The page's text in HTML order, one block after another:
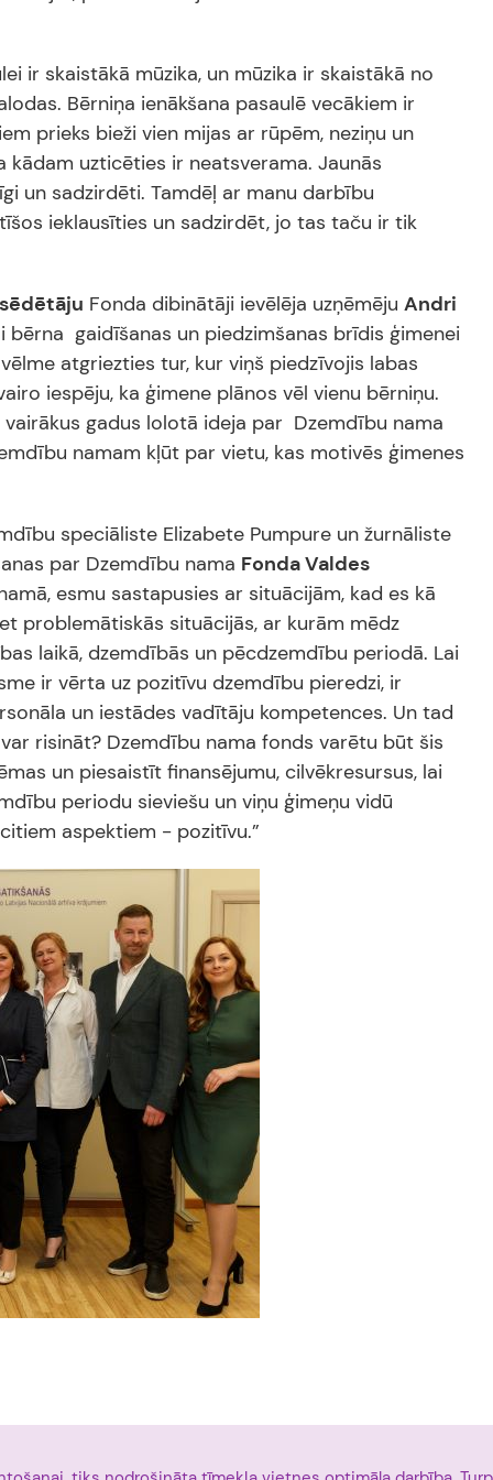
ir skaistākā mūzika, un mūzika ir skaistākā no
Bērniņa ienākšana pasaulē vecākiem ir
prieks bieži vien mijas ar rūpēm, neziņu un
uzticēties ir neatsverama. Jaunās
un sadzirdēti. Tamdēļ ar manu darbību
ieklausīties un sadzirdēt, jo tas taču ir tik
Fonda dibinātāji ievēlēja uzņēmēju Andri
bērna gaidīšanas un piedzimšanas brīdis ģimenei
atgriezties tur, kur viņš piedzīvojis labas
iespēju, ka ģimene plānos vēl vienu bērniņu.
gadus lolotā ideja par Dzemdību nama
namam kļūt par vietu, kas motivēs ģimenes
speciāliste Elizabete Pumpure un žurnāliste
par Dzemdību nama Fonda Valdes
esmu sastapusies ar situācijām, kad es kā
problemātiskās situācijās, ar kurām mēdz
laikā, dzemdībās un pēcdzemdību periodā. Lai
ir vērta uz pozitīvu dzemdību pieredzi, ir
un iestādes vadītāju kompetences. Un tad
risināt? Dzemdību nama fonds varētu būt šis
un piesaistīt finansējumu, cilvēkresursus, lai
periodu sieviešu un viņu ģimeņu vidū
aspektiem - pozitīvu.”